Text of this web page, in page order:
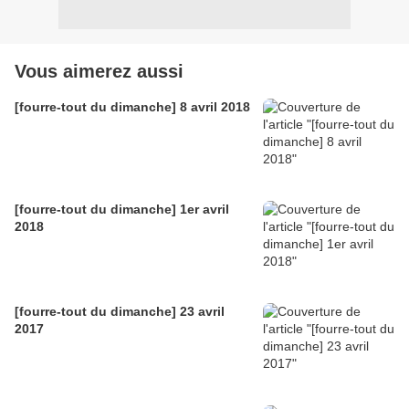
Vous aimerez aussi
[fourre-tout du dimanche] 8 avril 2018
[fourre-tout du dimanche] 1er avril
2018
[fourre-tout du dimanche] 23 avril
2017